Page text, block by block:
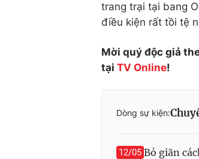
trang trại tại bang
điều kiện rất tồi tệ
Mời quý độc giả
tại TV Online!
Dòng sự kiện:
12/05 Bỏ giãn